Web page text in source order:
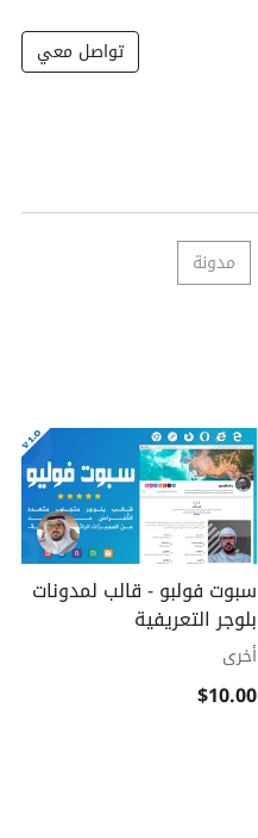
تواصل معي
مدونة
سبوت فولبو - قالب لمدونات
بلوجر التعريفية
أخرى
$10.00